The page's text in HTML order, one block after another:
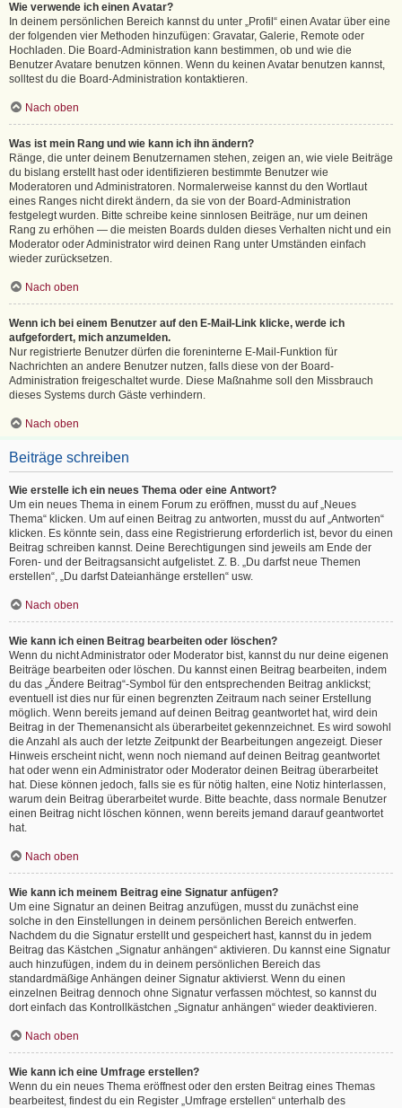
Wie verwende ich einen Avatar?
In deinem persönlichen Bereich kannst du unter „Profil“ einen Avatar über eine
der folgenden vier Methoden hinzufügen: Gravatar, Galerie, Remote oder
Hochladen. Die Board-Administration kann bestimmen, ob und wie die
Benutzer Avatare benutzen können. Wenn du keinen Avatar benutzen kannst,
solltest du die Board-Administration kontaktieren.
Nach oben
Was ist mein Rang und wie kann ich ihn ändern?
Ränge, die unter deinem Benutzernamen stehen, zeigen an, wie viele Beiträge
du bislang erstellt hast oder identifizieren bestimmte Benutzer wie
Moderatoren und Administratoren. Normalerweise kannst du den Wortlaut
eines Ranges nicht direkt ändern, da sie von der Board-Administration
festgelegt wurden. Bitte schreibe keine sinnlosen Beiträge, nur um deinen
Rang zu erhöhen — die meisten Boards dulden dieses Verhalten nicht und ein
Moderator oder Administrator wird deinen Rang unter Umständen einfach
wieder zurücksetzen.
Nach oben
Wenn ich bei einem Benutzer auf den E-Mail-Link klicke, werde ich
aufgefordert, mich anzumelden.
Nur registrierte Benutzer dürfen die foreninterne E-Mail-Funktion für
Nachrichten an andere Benutzer nutzen, falls diese von der Board-
Administration freigeschaltet wurde. Diese Maßnahme soll den Missbrauch
dieses Systems durch Gäste verhindern.
Nach oben
Beiträge schreiben
Wie erstelle ich ein neues Thema oder eine Antwort?
Um ein neues Thema in einem Forum zu eröffnen, musst du auf „Neues
Thema“ klicken. Um auf einen Beitrag zu antworten, musst du auf „Antworten“
klicken. Es könnte sein, dass eine Registrierung erforderlich ist, bevor du einen
Beitrag schreiben kannst. Deine Berechtigungen sind jeweils am Ende der
Foren- und der Beitragsansicht aufgelistet. Z. B. „Du darfst neue Themen
erstellen“, „Du darfst Dateianhänge erstellen“ usw.
Nach oben
Wie kann ich einen Beitrag bearbeiten oder löschen?
Wenn du nicht Administrator oder Moderator bist, kannst du nur deine eigenen
Beiträge bearbeiten oder löschen. Du kannst einen Beitrag bearbeiten, indem
du das „Ändere Beitrag“-Symbol für den entsprechenden Beitrag anklickst;
eventuell ist dies nur für einen begrenzten Zeitraum nach seiner Erstellung
möglich. Wenn bereits jemand auf deinen Beitrag geantwortet hat, wird dein
Beitrag in der Themenansicht als überarbeitet gekennzeichnet. Es wird sowohl
die Anzahl als auch der letzte Zeitpunkt der Bearbeitungen angezeigt. Dieser
Hinweis erscheint nicht, wenn noch niemand auf deinen Beitrag geantwortet
hat oder wenn ein Administrator oder Moderator deinen Beitrag überarbeitet
hat. Diese können jedoch, falls sie es für nötig halten, eine Notiz hinterlassen,
warum dein Beitrag überarbeitet wurde. Bitte beachte, dass normale Benutzer
einen Beitrag nicht löschen können, wenn bereits jemand darauf geantwortet
hat.
Nach oben
Wie kann ich meinem Beitrag eine Signatur anfügen?
Um eine Signatur an deinen Beitrag anzufügen, musst du zunächst eine
solche in den Einstellungen in deinem persönlichen Bereich entwerfen.
Nachdem du die Signatur erstellt und gespeichert hast, kannst du in jedem
Beitrag das Kästchen „Signatur anhängen“ aktivieren. Du kannst eine Signatur
auch hinzufügen, indem du in deinem persönlichen Bereich das
standardmäßige Anhängen deiner Signatur aktivierst. Wenn du einen
einzelnen Beitrag dennoch ohne Signatur verfassen möchtest, so kannst du
dort einfach das Kontrollkästchen „Signatur anhängen“ wieder deaktivieren.
Nach oben
Wie kann ich eine Umfrage erstellen?
Wenn du ein neues Thema eröffnest oder den ersten Beitrag eines Themas
bearbeitest, findest du ein Register „Umfrage erstellen“ unterhalb des